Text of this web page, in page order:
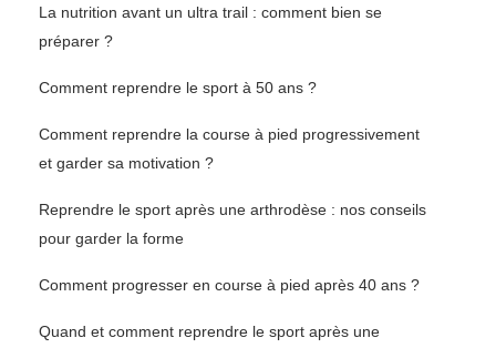
La nutrition avant un ultra trail : comment bien se
préparer ?
Comment reprendre le sport à 50 ans ?
Comment reprendre la course à pied progressivement
et garder sa motivation ?
Reprendre le sport après une arthrodèse : nos conseils
pour garder la forme
Comment progresser en course à pied après 40 ans ?
Quand et comment reprendre le sport après une